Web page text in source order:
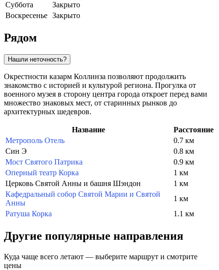
Суббота
Закрыто
Воскресенье Закрыто
Рядом
Нашли неточность?
Окрестности казарм Коллинза позволяют продолжить
знакомство с историей и культурой региона. Прогулка от
военного музея в сторону центра города откроет перед вами
множество знаковых мест, от старинных рынков до
архитектурных шедевров.
Название
Расстояние
Метрополь Отель
0.7 км
Син Э
0.8 км
Мост Святого Патрика
0.9 км
Оперный театр Корка
1 км
Церковь Святой Анны и башня Шэндон
1 км
Кафедральный собор Святой Марии и Святой
Анны
1 км
Ратуша Корка
1.1 км
Другие популярные направления
Куда чаще всего летают — выберите маршрут и смотрите
цены